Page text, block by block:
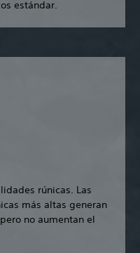
estándar.
rúnicas. Las
más altas generan
no aumentan el